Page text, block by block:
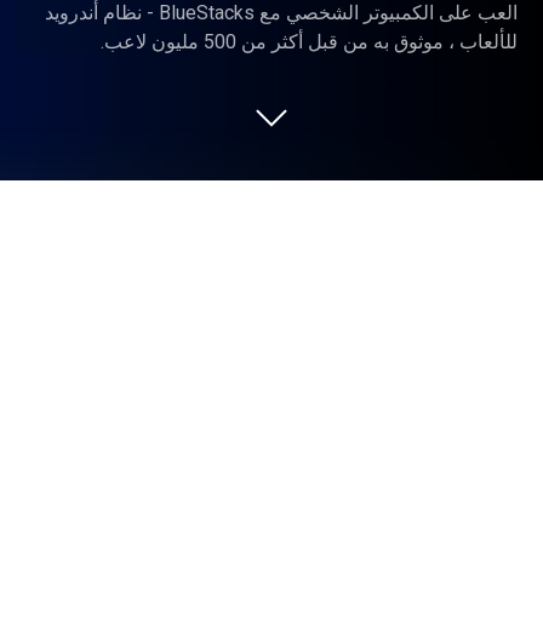
العب على الكمبيوتر الشخصي مع BlueStacks - نظام أندرويد
للألعاب ، موثوق به من قبل أكثر من 500 مليون لاعب.